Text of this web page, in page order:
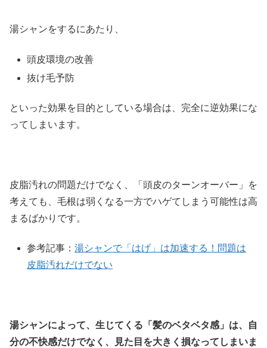
湯シャンをするにあたり、
頭皮環境の改善
抜け毛予防
といった効果を目的としている場合は、完全に逆効果にな
ってしまいます。
皮脂汚れの問題だけでなく、「頭皮のターンオーバー」を
考えても、毛根は弱くなる一方でハゲてしまう可能性は高
まるばかりです。
参考記事：湯シャンで「はげ」は加速する！問題は
皮脂汚れだけでない
湯シャンによって、生じてくる「髪のベタベタ感」は、自
分の不快感だけでなく、見た目を大きく損なってしまいま